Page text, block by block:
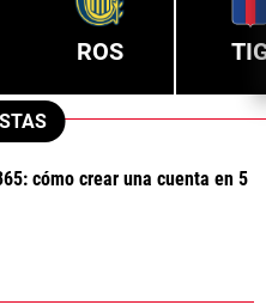
ROS
cómo crear una cuenta en 5